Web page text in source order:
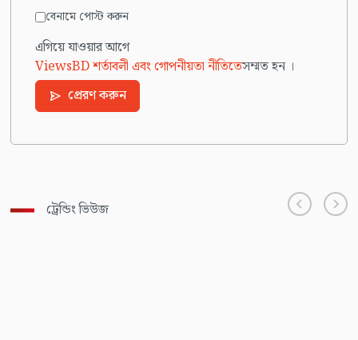
বেনামে পোস্ট করুন
এগিয়ে যাওয়ার আগে
ViewsBD শর্তাবলী এবং গোপনীয়তা নীতিতেসম্মত হন ।
প্রেরণ করুন
ট্রেন্ডিং ভিউজ